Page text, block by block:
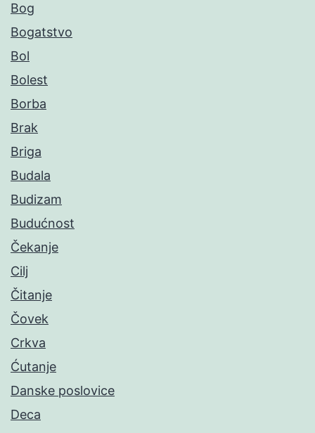
Bog
Bogatstvo
Bol
Bolest
Borba
Brak
Briga
Budala
Budizam
Budućnost
Čekanje
Cilj
Čitanje
Čovek
Crkva
Ćutanje
Danske poslovice
Deca